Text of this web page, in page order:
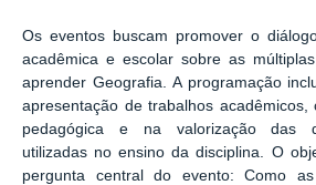
Os eventos buscam promover o
acadêmica e escolar sobre as
aprender Geografia. A programação
apresentação de trabalhos
pedagógica e na valorização das
utilizadas no ensino da disciplina. O
pergunta central do evento: Como